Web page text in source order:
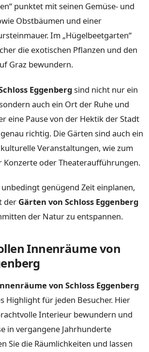
punktet mit seinen Gemüse- und
Obstbäumen und einer
Im „Hügelbeetgarten“
die exotischen Pflanzen und den
Graz bewundern.
Eggenbergsind nicht nur ein
auch ein Ort der Ruhe und
eine Pause von der Hektik der Stadt
richtig. Die Gärten sind auch ein
Veranstaltungen, wie zum
Konzerte oder Theateraufführungen.
genügend Zeit einplanen,
der Gärten von Schloss Eggenberg
der Natur zu entspannen.
Innenräume von
von Schloss Eggenberg
Highlight für jeden Besucher. Hier
Interieur bewundern und
in vergangene Jahrhunderte
Sie die Räumlichkeiten und lassen